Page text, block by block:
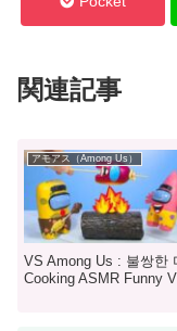
関連記事
アモアス（Among Us）
VS Among Us : 불쌍한
Cooking ASMR Funny